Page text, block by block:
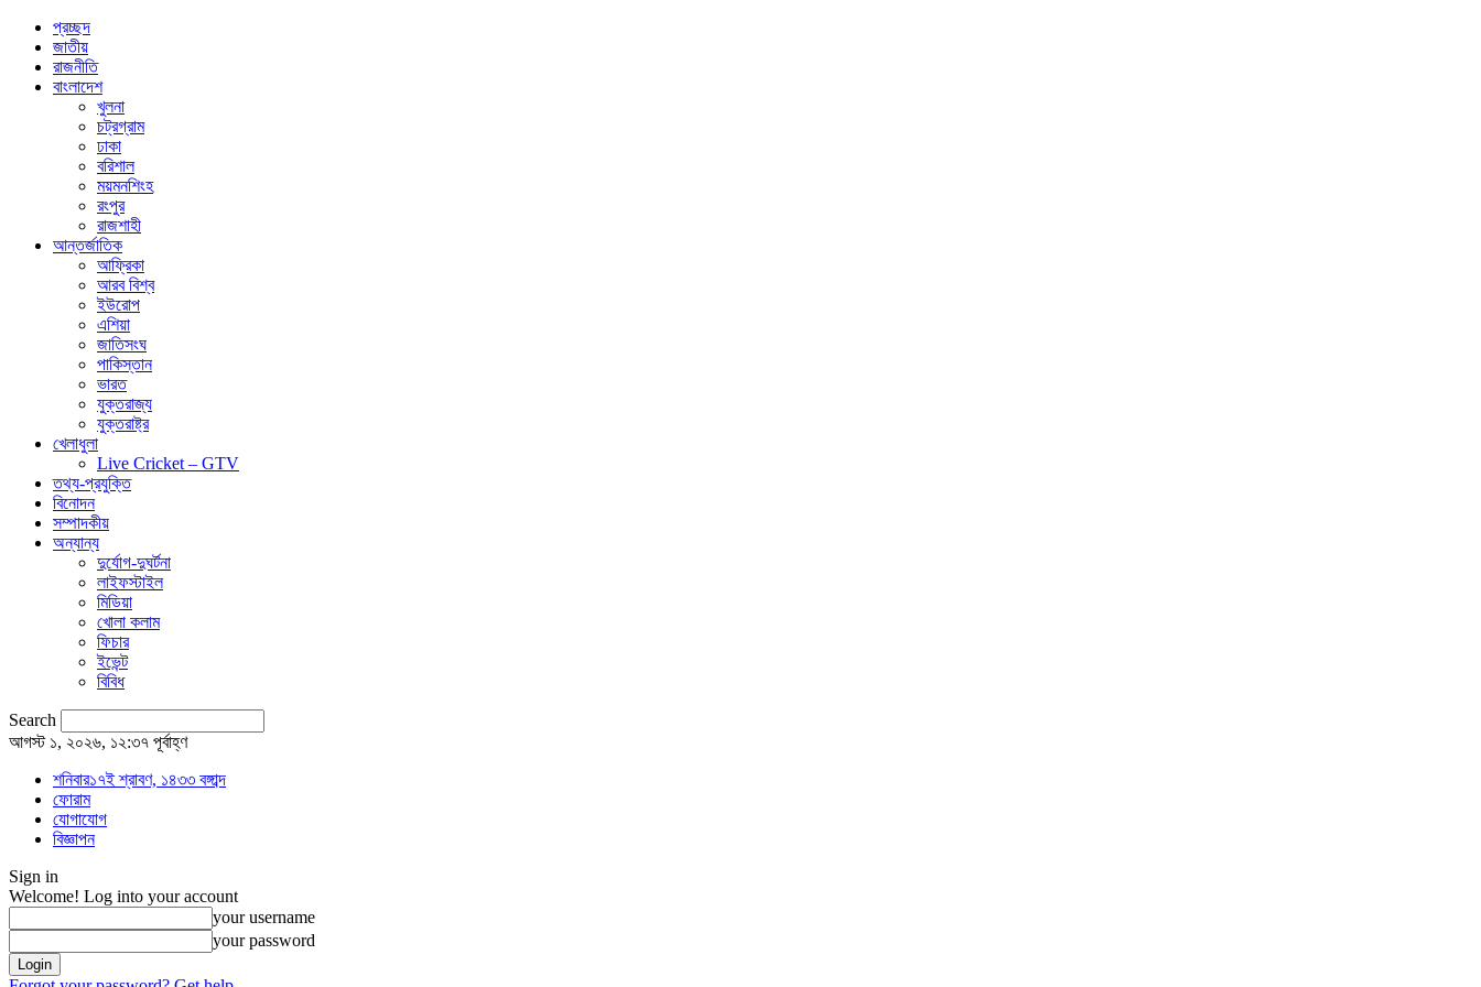
প্রচ্ছদ
জাতীয়
রাজনীতি
বাংলাদেশ
খুলনা
চট্রগ্রাম
ঢাকা
বরিশাল
ময়মনশিংহ
রংপুর
রাজশাহী
আন্তর্জাতিক
আফ্রিকা
আরব বিশ্ব
ইউরোপ
এশিয়া
জাতিসংঘ
পাকিস্তান
ভারত
যুক্তরাজ্য
যুক্তরাষ্ট্র
খেলাধুলা
Live Cricket – GTV
তথ্য-প্রযুক্তি
বিনোদন
সম্পাদকীয়
অন্যান্য
দুর্যোগ-দুঘর্টনা
লাইফস্টাইল
মিডিয়া
খোলা কলাম
ফিচার
ইভেন্ট
বিবিধ
Search
আগস্ট ১, ২০২৬, ১২:৩৭ পূর্বাহ্ণ
শনিবার১৭ই শ্রাবণ, ১৪৩৩ বঙ্গাব্দ
ফোরাম
যোগাযোগ
বিজ্ঞাপন
Sign in
Welcome! Log into your account
your username
your password